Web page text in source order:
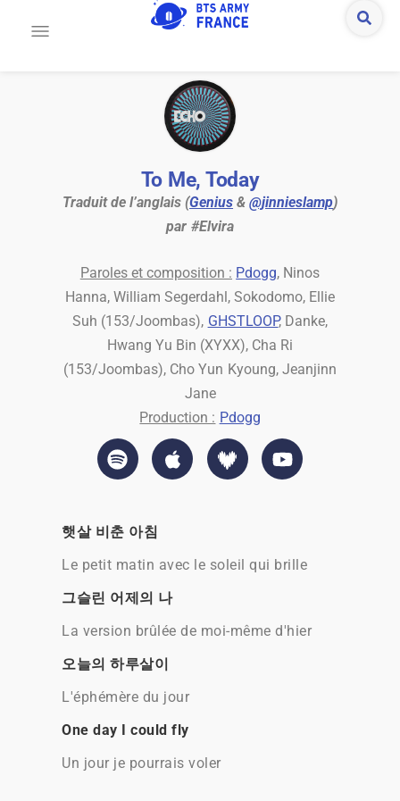
To Me, Today
Traduit de l’anglais (Genius &@jinnieslamp)
par #Elvira
Paroles et composition : Pdogg, Ninos
Hanna, William Segerdahl, Sokodomo, Ellie
Suh (153/Joombas), GHSTLOOP, Danke,
Hwang Yu Bin (XYXX), Cha Ri
(153/Joombas), Cho Yun Kyoung, Jeanjinn
Jane
Production : Pdogg
햇살 비춘 아침
Le petit matin avec le soleil qui brille
그슬린 어제의 나
La version brûlée de moi-même d'hier
오늘의 하루살이
L'éphémère du jour
One day I could fly
Un jour je pourrais voler